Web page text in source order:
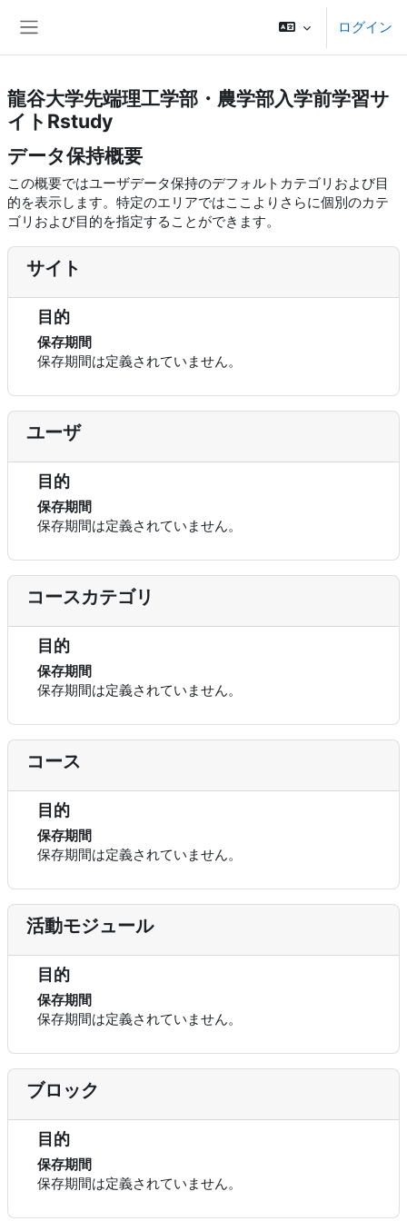
ログイン
龍谷大学先端理工学部・農学部入学前学習サ
イトRstudy
データ保持概要
この概要ではユーザデータ保持のデフォルトカテゴリおよび目
的を表示します。特定のエリアではここよりさらに個別のカテ
ゴリおよび目的を指定することができます。
サイト
目的
保存期間
保存期間は定義されていません。
ユーザ
目的
保存期間
保存期間は定義されていません。
コースカテゴリ
目的
保存期間
保存期間は定義されていません。
コース
目的
保存期間
保存期間は定義されていません。
活動モジュール
目的
保存期間
保存期間は定義されていません。
ブロック
目的
保存期間
保存期間は定義されていません。